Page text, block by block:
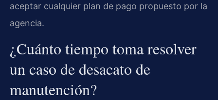
aceptar cualquier plan de pago propuesto por la
agencia.
¿Cuánto tiempo toma resolver
un caso de desacato de
manutención?